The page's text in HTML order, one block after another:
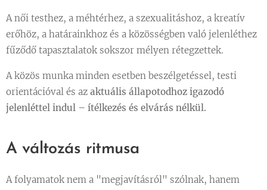
A női testhez, a méhtérhez, a szexualitáshoz, a kreatív
erőhöz, a határainkhoz és a közösségben való jelenléthez
fűződő tapasztalatok sokszor mélyen rétegzettek.
A közös munka minden esetben beszélgetéssel, testi
orientációval és az aktuális állapotodhoz igazodó
jelenléttel indul – ítélkezés és elvárás nélkül.
A változás ritmusa
A folyamatok nem a "megjavításról" szólnak, hanem